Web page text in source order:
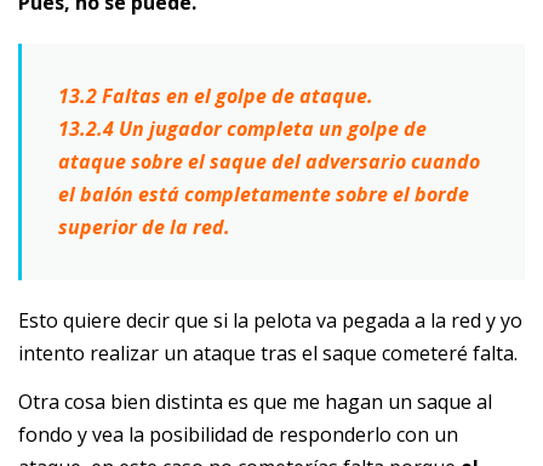
13.2 Faltas en el golpe de ataque.
13.2.4 Un jugador completa un golpe de
ataque sobre el saque del adversario cuando
elbalón está completamente sobre el borde
superior de la red.
Esto quiere decir que si la pelota va pegada a la red y yo
intento realizar un ataque tras el saque cometeré falta.
Otra cosa bien distinta es que me hagan un saque al
fondo y vea la posibilidad de responderlo con un